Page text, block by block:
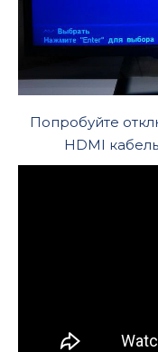
Попробуйте
HDMI